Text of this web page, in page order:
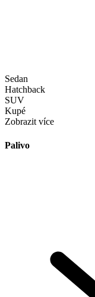
Sedan
Hatchback
SUV
Kupé
Zobrazit více
Palivo